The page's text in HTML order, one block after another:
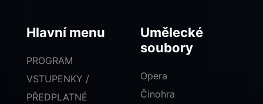
Hlavní menu
PROGRAM
VSTUPENKY /
PŘEDPLATNÉ
Umělecké
soubory
Opera
Činohra